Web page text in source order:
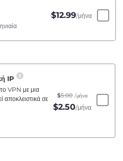
$12.99/μήνα
IP
VPN με μια
αποκλειστικά σε
$5.00 /μήνα
$2.50/μήνα